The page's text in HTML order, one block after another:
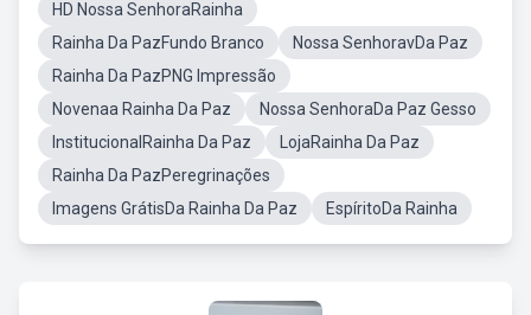
HD Nossa SenhoraRainha
Rainha Da PazFundo Branco
Nossa SenhoravDa Paz
Rainha Da PazPNG Impressão
Novenaa Rainha Da Paz
Nossa SenhoraDa Paz Gesso
InstitucionalRainha Da Paz
LojaRainha Da Paz
Rainha Da PazPeregrinações
Imagens GrátisDa Rainha Da Paz
EspíritoDa Rainha